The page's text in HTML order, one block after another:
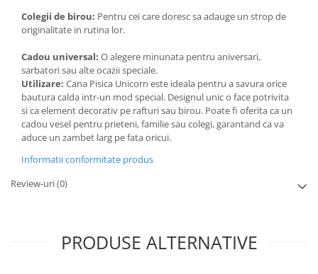
Colegii de birou: Pentru cei care doresc sa adauge un strop de
originalitate in rutina lor.
Cadou universal: O alegere minunata pentru aniversari,
sarbatori sau alte ocazii speciale.
Utilizare: Cana Pisica Unicorn este ideala pentru a savura orice
bautura calda intr-un mod special. Designul unic o face potrivita
si ca element decorativ pe rafturi sau birou. Poate fi oferita ca un
cadou vesel pentru prieteni, familie sau colegi, garantand ca va
aduce un zambet larg pe fata oricui.
Informatii conformitate produs
Review-uri(0)
PRODUSE ALTERNATIVE